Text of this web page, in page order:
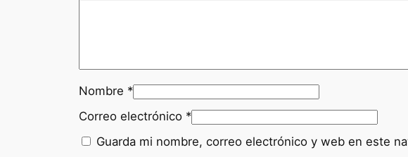
Nombre *
Correo electrónico *
Guarda mi nombre, correo electrónico y web en este